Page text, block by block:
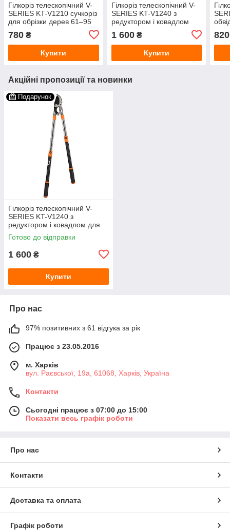
Гілкоріз телескопічний V-
SERIES KT-V1210 сучкоріз
для обрізки дерев 61–95
780 ₴
Купити
Гілкоріз телескопічний V-
SERIES KT-V1240 з
редуктором і ковадлом
сухих гілок
1 600₴
Купити
820
Акційні пропозиції та новинки
Подарунок
Гілкоріз телескопічний V-
SERIES KT-V1240 з
редуктором і ковадлом для
високих, товстих і сухих гілок
Готово до відправки
1 600 ₴
Купити
Про нас
97% позитивних з 61 відгука за рік
Працює з 23.05.2016
м. Харків
вул. Раєвської, 19а, 61068, Харків, Україна
Контакти
Сьогодні працює з 07:00 до 15:00
Показати весь графік роботи
Про нас
Контакти
Доставка та оплата
Графік роботи